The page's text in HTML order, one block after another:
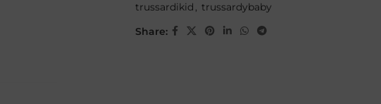
trussardikid , trussardybaby
Share: